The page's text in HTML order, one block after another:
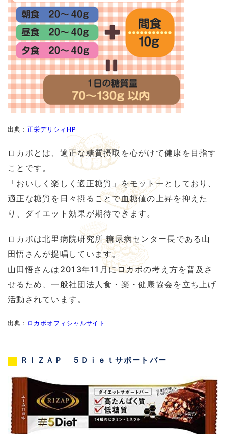
出典： 正栄デリシィHP
ロカボとは、適正な糖質摂取を心がけて健康を目指す
ことです。
「おいしく楽しく適正糖質」をモットーとしており、
適正な糖質を日々摂ることで血糖値の上昇を抑えた
り、ダイエット効果が期待できます。
ロカボは北里病院研究所 糖尿病センター長である山
田悟さんが提唱しています。
山田悟さんは2013年11月にロカボの考え方を普及さ
せるため、一般社団法人食・楽・健康協会を立ち上げ
活動されています。
出典： ロカボオフィシャルサイト
ＲＩＺＡＰ ５Ｄｉｅｔサポートバー